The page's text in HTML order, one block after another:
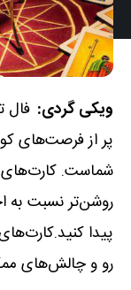
ویکی گردی:
پر از فرصت‌های
شماست. کارت‌های
روشن‌تر نسبت به
پیدا
رو و چالش‌های